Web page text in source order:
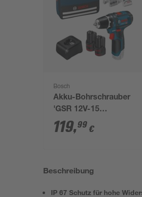
Bosch
Akku-Bohrschrauber
'GSR 12V-15
Professional' mit 2
Akkus, Tasche und
119,99 €
Beschreibung
IP 67 Schutz für hohe